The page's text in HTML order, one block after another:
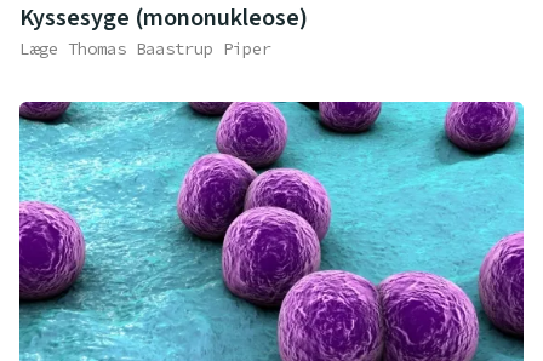
Kyssesyge (mononukleose)
Læge Thomas Baastrup Piper